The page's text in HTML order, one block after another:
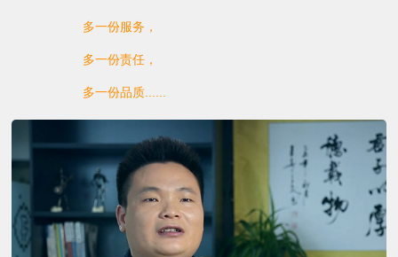
多一份服务，
多一份责任，
多一份品质......